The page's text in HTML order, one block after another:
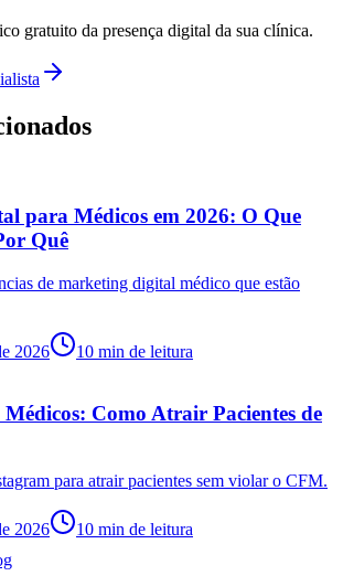
gratuito da presença digital da sua clínica.
para Médicos em 2026: O Que
Quê
de marketing digital médico que estão
2026
10 min de leitura
Como Atrair Pacientes de
para atrair pacientes sem violar o CFM.
2026
10 min de leitura